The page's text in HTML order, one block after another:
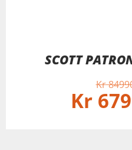
SCOTT
Kr
Kr